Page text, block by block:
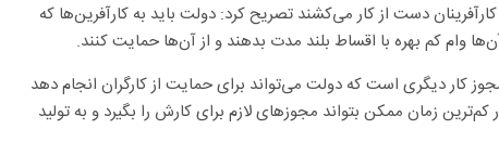
با بیان این‌که با وام ۱۸ درصدی کارآفرینان دست از کار می‌کشند تصریح کرد: دولت باید به کارآفرین‌ها که
وام کم بهره با اقساط بلند مدت بدهند و از آن‌ها حمایت کنند.
کار دیگری است که دولت می‌تواند برای حمایت از کارگران انجام دهد
کم‌ترین زمان ممکن بتواند مجوز‌های لازم برای کارش را بگیرد و به تولید